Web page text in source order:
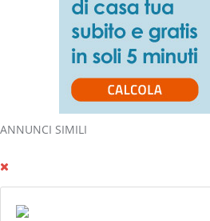
ANNUNCI SIMILI